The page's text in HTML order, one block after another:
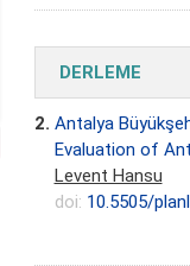
DERLEME
2. Antalya
Evaluation of
Levent Hansu
doi: 10.5505/